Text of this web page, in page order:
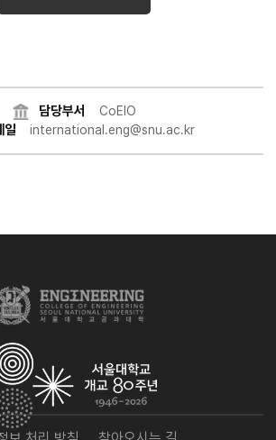
담당부서 CoEIO
일 international.eng@snu.ac.kr